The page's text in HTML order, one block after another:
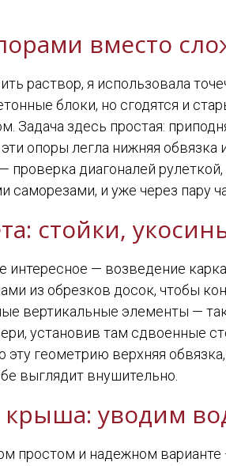
вместо
раствор, я использовала
блоки, но сгодятся и
Задача здесь простая:
опоры легла нижняя
диагоналей
саморезами, и уже через пару
стойки,
интересное — возведение
из обрезков досок, чтобы
вертикальные элементы —
установив там сдвоенные
эту геометрию верхняя
выглядит внушительно.
крыша: уводим
простом и надежном